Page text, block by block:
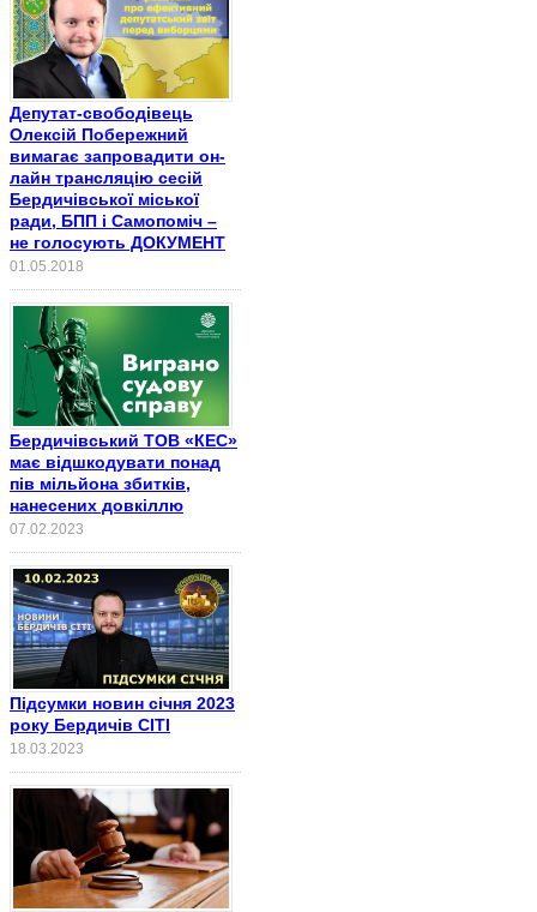
Депутат-свободівець
Олексій Побережний
вимагає запровадити он-
лайн трансляцію сесій
Бердичівської міської
ради, БПП і Самопоміч –
не голосують ДОКУМЕНТ
01.05.2018
Бердичівський ТОВ «КЕС»
має відшкодувати понад
пів мільйона збитків,
нанесених довкіллю
07.02.2023
Підсумки новин січня 2023
року Бердичів СІТІ
18.03.2023